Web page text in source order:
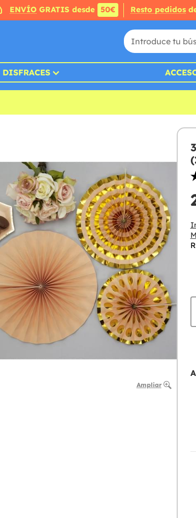
ENVÍOGRATIS desde 50€ Resto pedidos
DISFRACES
Ampliar